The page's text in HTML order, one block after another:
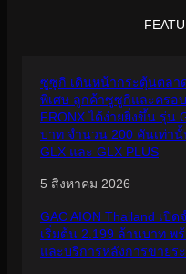
ซูซูกิ เดินหน้ากระตุ้นตลา
พิเศษ ลูกค้าซูซูกิและครอบ
FRONX ได้ง่ายยิ่งขึ้น รุ่น
บาท จำนวน 200 คันเท่า
GLX และ GLX PLUS
5 สิงหาคม 2026
GAC AION Thailand เปิ
เริ่มต้น 2.199 ล้านบาท พ
และบริการหลังการขายร